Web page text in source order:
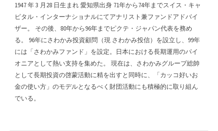
1947 年 3 月28 日生まれ 愛知県出身 71年から74年までスイス・キャ
ピタル・インターナショナルにてアナリスト兼ファンドアドバイ
ザー。 その後、80年から96年までピクテ・ジャパン代表を務め
る。 96年にさわかみ投資顧問（現 さわかみ投信）を設立し、99年
には「さわかみファンド」を設定。日本における長期運用のパイ
オニアとして熱い支持を集めた。 現在は、さわかみグループ総帥
として長期投資の啓蒙活動に精を出すと同時に、「カッコ好いお
金の使い方」のモデルとなるべく財団活動にも積極的に取り組ん
でいる。